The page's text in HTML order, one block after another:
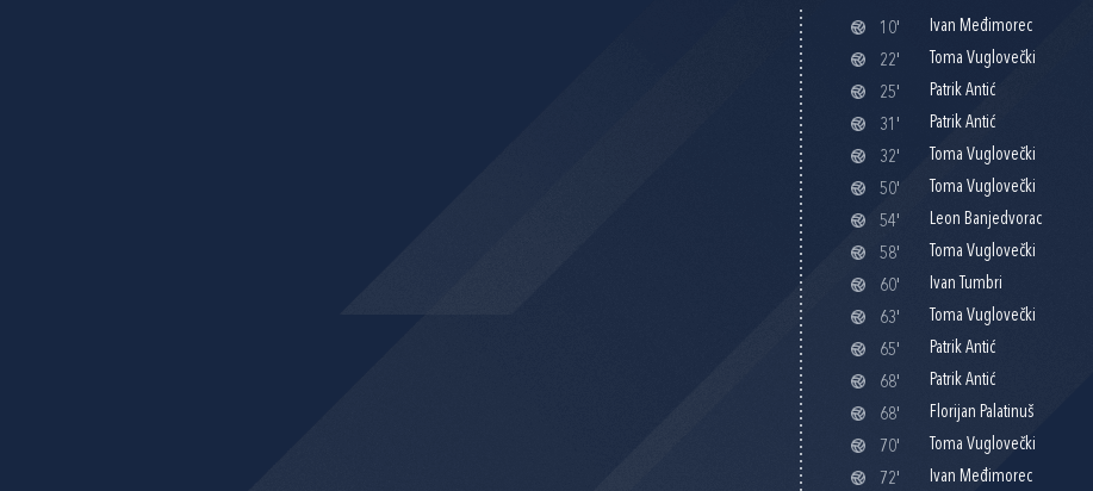
10'
Ivan Međimorec
22'
Toma Vuglovečki
25'
Patrik Antić
31'
Patrik Antić
32'
Toma Vuglovečki
50'
Toma Vuglovečki
54'
Leon Banjedvorac
58'
Toma Vuglovečki
60'
Ivan Tumbri
63'
Toma Vuglovečki
65'
Patrik Antić
68'
Patrik Antić
68'
Florijan Palatinuš
70'
Toma Vuglovečki
72'
Ivan Međimorec